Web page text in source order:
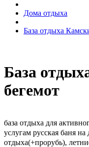
Дома отдыха
База отдыха
База
бегемот
база отдыха для
услугам русская баня
отдыха(+прорубь),